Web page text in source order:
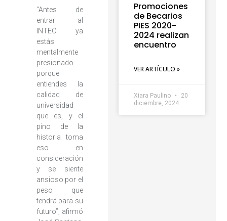
“Antes de
entrar al
INTEC ya
estás
mentalmente
presionado
porque
entiendes la
calidad de
universidad
que es, y el
pino de la
historia toma
eso en
consideración
y se siente
ansioso por el
peso que
tendrá para su
futuro”, afirmó
Promociones
de Becarios
PIES 2020-
2024 realizan
encuentro
VER ARTÍCULO »
Xiara Paulino
20
diciembre, 2024